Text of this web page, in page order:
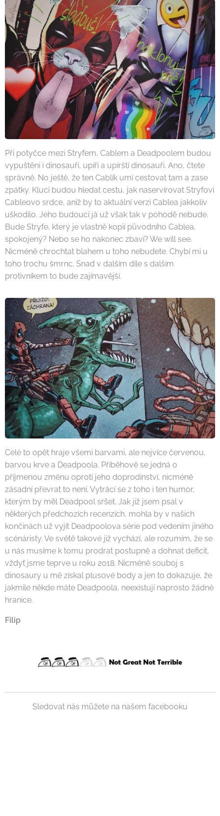
Při potyčce mezi Stryfem, Cablem a Deadpoolem budou
vypuštěni i dinosauři, upíři a upírští dinosauři. Ano, čtete
správně. No ještě, že ten Cablík umí cestovat tam a zase
zpátky. Kluci budou hledat cestu, jak naservírovat Stryfovi
Cableovo srdce, aniž by to aktuální verzi Cablea jakkoliv
uškodilo. Jeho budoucí já už však tak v pohodě nebude.
Bude Stryfe, který je vlastně kopií původního Cablea,
spokojený? Nebo se ho nakonec zbaví? We will see.
Nicméně chrochtat blahem u toho nebudete. Chybí mi u
toho trochu šmrnc. Snad v dalším díle s dalším
protivníkem to bude zajímavější.
Celé to opět hraje všemi barvami, ale nejvíce červenou,
barvou krve a Deadpoola. Příběhově se jedná o
příjmenou změnu oproti jeho doprodinství, nicméně
zásadní převrat to není. Vytrácí se z toho i ten humor,
kterým by měl Deadpool sršet. Jak již jsem psal v
některých předchozích recenzích, mohla by v našich
končinách už vyjít Deadpoolova série pod vedením jiného
scénáristy. Ve světě takové již vychází, ale rozumím, že se
u nás musíme k tomu prodrat postupně a dohnat deficit,
vždyť jsme teprve u roku 2018. Nicméně souboj s
dinosaury u mě získal plusové body a jen to dokazuje, že
jakmile někde máte Deadpoola, neexistují naprosto žádné
hranice.
Filip
Sledovat nás můžete na našem facebooku